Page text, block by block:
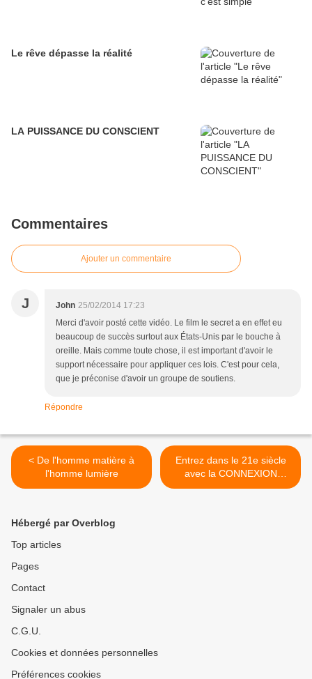
Le rêve dépasse la réalité
LA PUISSANCE DU CONSCIENT
Commentaires
Ajouter un commentaire
J John 25/02/2014 17:23
Merci d'avoir posté cette vidéo. Le film le secret a en effet eu
beaucoup de succès surtout aux États-Unis par le bouche à
oreille. Mais comme toute chose, il est important d'avoir le
support nécessaire pour appliquer ces lois. C'est pour cela,
que je préconise d'avoir un groupe de soutiens.
Répondre
< De l'homme matière à
l'homme lumière
Entrez dans le 21e siècle
avec la CONNEXION
DIVINE >
Hébergé par Overblog
Top articles
Pages
Contact
Signaler un abus
C.G.U.
Cookies et données personnelles
Préférences cookies